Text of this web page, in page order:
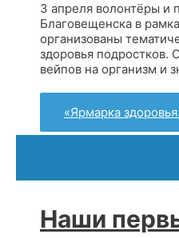
3 апреля волонтёры и
Благовещенска в
организованы
здоровья подростков.
вейпов на организм и
«Ярмарка
Наши